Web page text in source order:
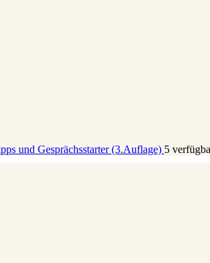
und Gesprächsstarter (3.Auflage) 5